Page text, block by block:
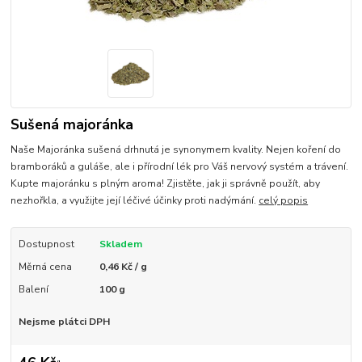
Sušená majoránka
Naše Majoránka sušená drhnutá je synonymem kvality. Nejen koření do
bramboráků a guláše, ale i přírodní lék pro Váš nervový systém a trávení.
Kupte majoránku s plným aroma! Zjistěte, jak ji správně použít, aby
nezhořkla, a využijte její léčivé účinky proti nadýmání. celý popis
Dostupnost
Skladem
Měrná cena
0,46 Kč / g
Balení
100 g
Nejsme plátci DPH